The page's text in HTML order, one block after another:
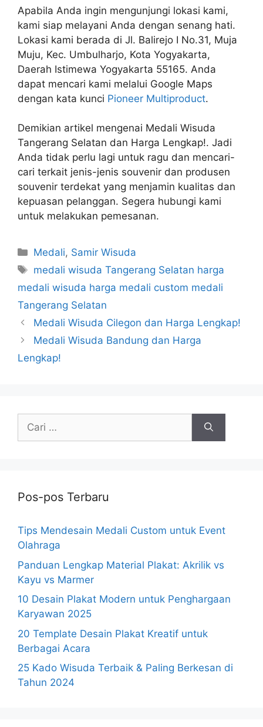
Apabila Anda ingin mengunjungi lokasi kami,
kami siap melayani Anda dengan senang hati.
Lokasi kami berada di Jl. Balirejo I No.31, Muja
Muju, Kec. Umbulharjo, Kota Yogyakarta,
Daerah Istimewa Yogyakarta 55165. Anda
dapat mencari kami melalui Google Maps
dengan kata kunci Pioneer Multiproduct.
Demikian artikel mengenai Medali Wisuda
Tangerang Selatan dan Harga Lengkap!. Jadi
Anda tidak perlu lagi untuk ragu dan mencari-
cari terkait jenis-jenis souvenir dan produsen
souvenir terdekat yang menjamin kualitas dan
kepuasan pelanggan. Segera hubungi kami
untuk melakukan pemesanan.
Kategori
Medali, Samir Wisuda
Tag
medali wisuda Tangerang Selatan harga
medali wisuda harga medali custom medali
Tangerang Selatan
Medali Wisuda Cilegon dan Harga Lengkap!
Medali Wisuda Bandung dan Harga
Lengkap!
Cari
Pos-pos Terbaru
Tips Mendesain Medali Custom untuk Event
Olahraga
Panduan Lengkap Material Plakat: Akrilik vs
Kayu vs Marmer
10 Desain Plakat Modern untuk Penghargaan
Karyawan 2025
20 Template Desain Plakat Kreatif untuk
Berbagai Acara
25 Kado Wisuda Terbaik & Paling Berkesan di
Tahun 2024